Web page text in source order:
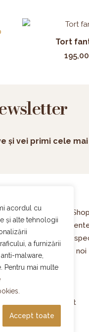
acordul cu
și alte tehnologii
a furnizării
malware,
Pentru mai multe
Accept toate
Tort
195,00
și vei primi cele
Online Shop
Oferte
Despre noi
Cariere
Contact